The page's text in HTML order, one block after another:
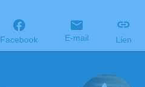
Facebook E-mail Lien